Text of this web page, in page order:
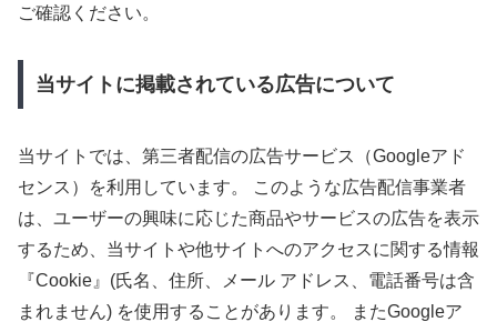
ご確認ください。
当サイトに掲載されている広告について
当サイトでは、第三者配信の広告サービス（Googleアド
センス）を利用しています。 このような広告配信事業者
は、ユーザーの興味に応じた商品やサービスの広告を表示
するため、当サイトや他サイトへのアクセスに関する情報
『Cookie』(氏名、住所、メール アドレス、電話番号は含
まれません) を使用することがあります。 またGoogleア